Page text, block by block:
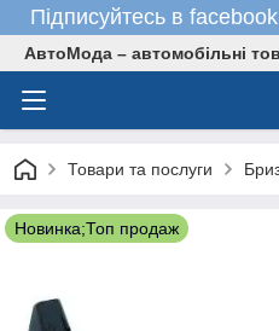
Підписуйтесь в
АвтоМода – автомобільні
Товари та послуги
Новинка;Топ продаж